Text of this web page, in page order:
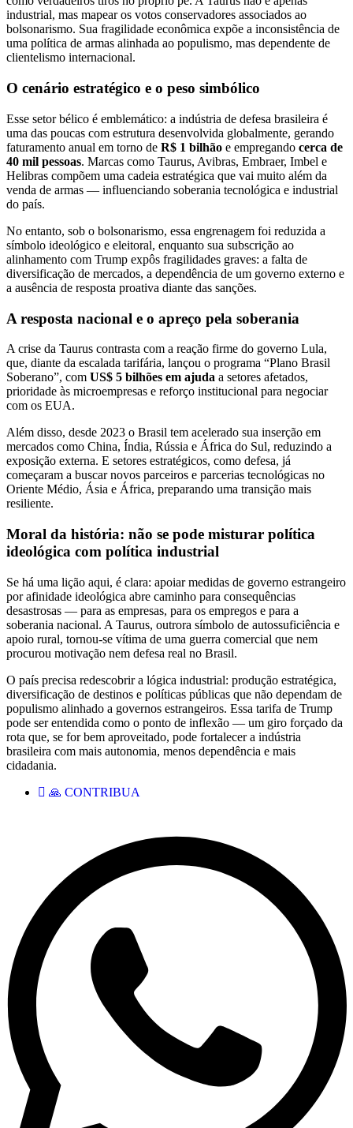
industrial, mas mapear os votos conservadores associados ao
bolsonarismo. Sua fragilidade econômica expõe a inconsistência de
uma política de armas alinhada ao populismo, mas dependente de
clientelismo internacional.
O cenário estratégico e o peso simbólico
Esse setor bélico é emblemático: a indústria de defesa brasileira é
uma das poucas com estrutura desenvolvida globalmente, gerando
faturamento anual em torno de R$ 1 bilhão e empregando cerca de
40 mil pessoas. Marcas como Taurus, Avibras, Embraer, Imbel e
Helibras compõem uma cadeia estratégica que vai muito além da
venda de armas — influenciando soberania tecnológica e industrial
do país.
No entanto, sob o bolsonarismo, essa engrenagem foi reduzida a
símbolo ideológico e eleitoral, enquanto sua subscrição ao
alinhamento com Trump expôs fragilidades graves: a falta de
diversificação de mercados, a dependência de um governo externo e
a ausência de resposta proativa diante das sanções.
A resposta nacional e o apreço pela soberania
A crise da Taurus contrasta com a reação firme do governo Lula,
que, diante da escalada tarifária, lançou o programa “Plano Brasil
Soberano”, com US$ 5 bilhões em ajuda a setores afetados,
prioridade às microempresas e reforço institucional para negociar
com os EUA.
Além disso, desde 2023 o Brasil tem acelerado sua inserção em
mercados como China, Índia, Rússia e África do Sul, reduzindo a
exposição externa. E setores estratégicos, como defesa, já
começaram a buscar novos parceiros e parcerias tecnológicas no
Oriente Médio, Ásia e África, preparando uma transição mais
resiliente.
Moral da história: não se pode misturar política
ideológica com política industrial
Se há uma lição aqui, é clara: apoiar medidas de governo estrangeiro
por afinidade ideológica abre caminho para consequências
desastrosas — para as empresas, para os empregos e para a
soberania nacional. A Taurus, outrora símbolo de autossuficiência e
apoio rural, tornou-se vítima de uma guerra comercial que nem
procurou motivação nem defesa real no Brasil.
O país precisa redescobrir a lógica industrial: produção estratégica,
diversificação de destinos e políticas públicas que não dependam de
populismo alinhado a governos estrangeiros. Essa tarifa de Trump
pode ser entendida como o ponto de inflexão — um giro forçado da
rota que, se for bem aproveitado, pode fortalecer a indústria
brasileira com mais autonomia, menos dependência e mais
cidadania.
🙏 CONTRIBUA